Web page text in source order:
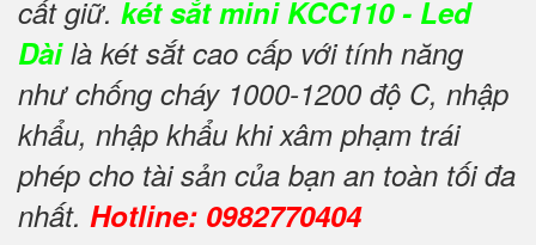
cất giữ. két sắt mini KCC110 - Led
Dàilà két sắt cao cấp với tính năng
như chống cháy 1000-1200 độ C, nhập
khẩu, nhập khẩu khi xâm phạm trái
phép cho tài sản của bạn an toàn tối đa
nhất. Hotline: 0982770404